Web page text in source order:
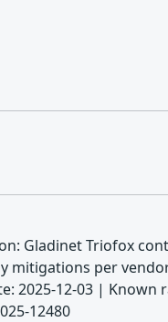
Gladinet Triofox
mitigations per
2025-12-03 | Known
12480